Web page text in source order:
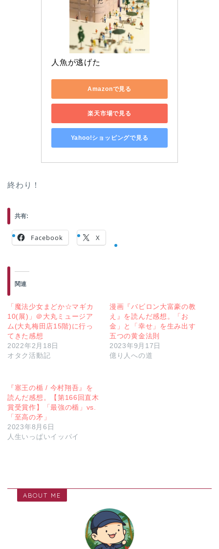
人魚が逃げた
Amazonで見る
楽天市場で見る
Yahoo!ショッピングで見る
終わり！
共有:
Facebook X
関連
「魔法少女まどか☆マギカ
10(展)」＠大丸ミュージア
ム(大丸梅田店15階)に行っ
てきた感想
2022年2月18日
オタク活動記
漫画『バビロン大富豪の教
え』を読んだ感想。「お
金」と「幸せ」を生み出す
五つの黄金法則
2023年9月17日
億り人への道
『塞王の楯 / 今村翔吾』を
読んだ感想。【第166回直木
賞受賞作】「最強の楯」vs.
「至高の矛」
2023年8月6日
人生いっぱいイッパイ
ABOUT ME